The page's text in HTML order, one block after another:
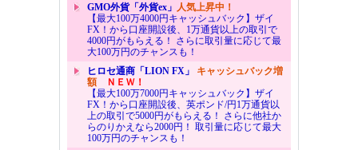
GMO外貨「外貨ex」 人気上昇中！
【最大100万4000円キャッシュバック】ザイ
FX！から口座開設後、1万通貨以上の取引で
4000円がもらえる！ さらに取引量に応じて最
大100万円のチャンスも！
ヒロセ通商「LION FX」 キャッシュバック増
額ＮＥＷ！
【最大100万7000円キャッシュバック】ザイ
FX！から口座開設後、英ポンド/円1万通貨以
上の取引で5000円がもらえる！ さらに他社か
らのりかえなら2000円！ 取引量に応じて最大
100万円のチャンスも！